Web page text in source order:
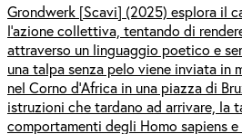
Grondwerk [Scavi] (2025) esplora il
l’azione collettiva, tentando di
attraverso un linguaggio poetico e
una talpa senza pelo viene inviata in
nel Corno d’Africa in una piazza di
istruzioni che tardano ad arrivare, la
comportamenti degli Homo sapiens